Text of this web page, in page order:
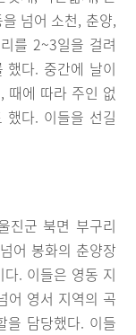
넘어 소천, 춘양,
를 2~3일을 걸려
했다. 중간에 날이
때에 따라 주인 없
다. 이들을 선길
진군 북면 부구리
어 봉화의 춘양장
. 이들은 영동 지
어 영서 지역의 곡
을 담당했다. 이들